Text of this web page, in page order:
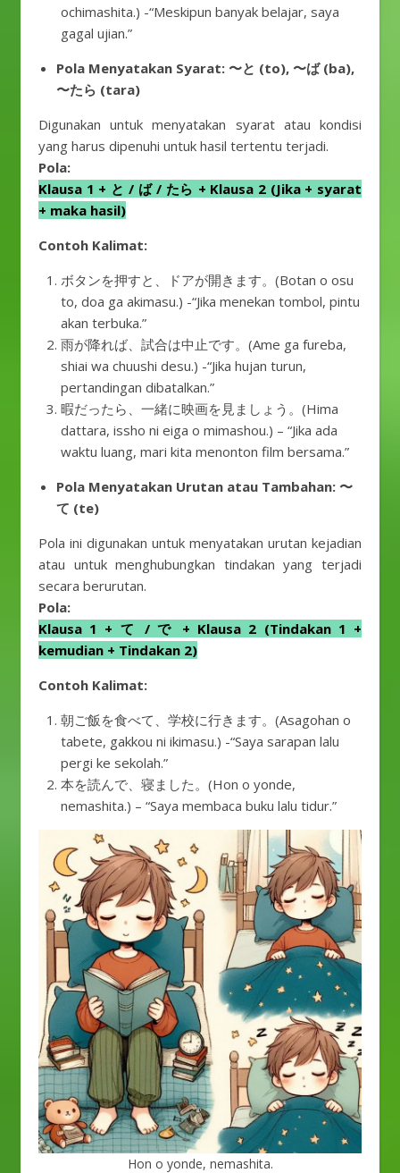
ochimashita.) -“Meskipun banyak belajar, saya
gagal ujian.”
Pola Menyatakan Syarat: 〜と (to), 〜ば (ba),
〜たら (tara)
Digunakan untuk menyatakan syarat atau kondisi
yang harus dipenuhi untuk hasil tertentu terjadi.
Pola:
Klausa 1 + と / ば / たら + Klausa 2 (Jika + syarat
+ maka hasil)
Contoh Kalimat:
ボタンを押すと、ドアが開きます。(Botan o osu
to, doa ga akimasu.) -“Jika menekan tombol, pintu
akan terbuka.”
雨が降れば、試合は中止です。(Ame ga fureba,
shiai wa chuushi desu.) -“Jika hujan turun,
pertandingan dibatalkan.”
暇だったら、一緒に映画を見ましょう。(Hima
dattara, issho ni eiga o mimashou.) – “Jika ada
waktu luang, mari kita menonton film bersama.”
Pola Menyatakan Urutan atau Tambahan: 〜
て (te)
Pola ini digunakan untuk menyatakan urutan kejadian
atau untuk menghubungkan tindakan yang terjadi
secara berurutan.
Pola:
Klausa 1 + て / で + Klausa 2 (Tindakan 1 +
kemudian + Tindakan 2)
Contoh Kalimat:
朝ご飯を食べて、学校に行きます。(Asagohan o
tabete, gakkou ni ikimasu.) -“Saya sarapan lalu
pergi ke sekolah.”
本を読んで、寝ました。(Hon o yonde,
nemashita.) – “Saya membaca buku lalu tidur.”
Hon o yonde, nemashita.